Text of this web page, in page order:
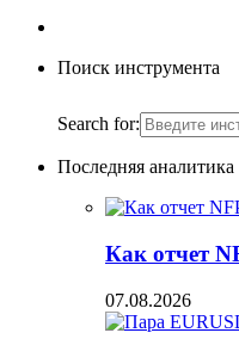
Поиск инструмента
Search for:
Последняя аналитика
Как отчет
07.08.2026